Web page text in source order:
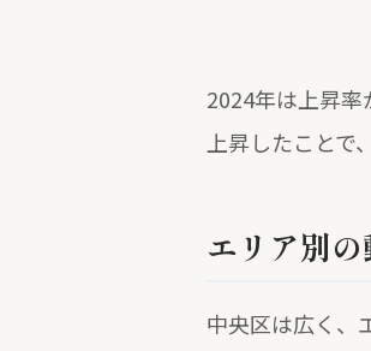
2024年は上昇
上昇したことで、
エリア別
中央区は広く、